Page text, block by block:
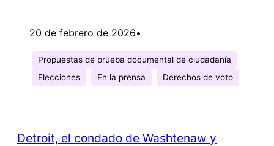
20 de febrero de 2026•
Propuestas de prueba documental de ciudadanía
Elecciones
En la prensa Derechos de voto
Detroit, el condado de Washtenaw y